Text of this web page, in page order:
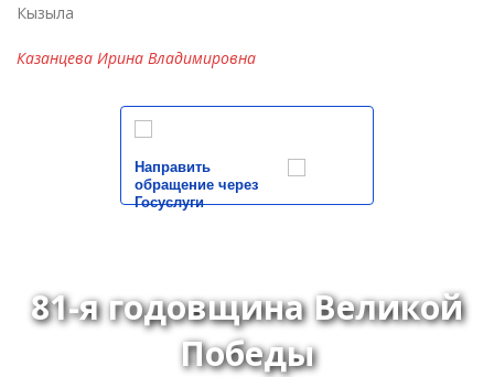
Кызыла
Казанцева Ирина Владимировна
Направить
обращение через
Госуслуги
81-я годовщина Великой
Победы